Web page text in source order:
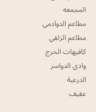
المجمعه
مطاعم الدوادمي
مطاعم الزلفي
كافيهات الخرج
وادي الدواسر
الدرعية
عفيف